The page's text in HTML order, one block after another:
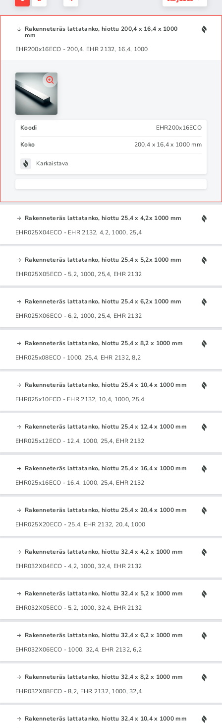
Rakenneteräs lattatanko, hiottu 200,4 x 16,4 x 1000
mm
EHR200x16ECO - 200,4, EHR 2132, 16,4, 1000
Koodi EHR200x16ECO
Koko 200,4 x 16,4 x 1000 mm
Karkaistava
Rakenneteräs lattatanko, hiottu 25,4 x 4,2x 1000 mm
EHR025X04ECO - EHR 2132, 4,2, 1000, 25,4
Rakenneteräs lattatanko, hiottu 25,4 x 5,2x 1000 mm
EHR025X05ECO - 5,2, 1000, 25,4, EHR 2132
Rakenneteräs lattatanko, hiottu 25,4 x 6,2x 1000 mm
EHR025X06ECO - 6,2, 1000, 25,4, EHR 2132
Rakenneteräs lattatanko, hiottu 25,4 x 8,2 x 1000 mm
EHR025x08ECO - 1000, 25,4, EHR 2132, 8,2
Rakenneteräs lattatanko, hiottu 25,4 x 10,4 x 1000 mm
EHR025x10ECO - EHR 2132, 10,4, 1000, 25,4
Rakenneteräs lattatanko, hiottu 25,4 x 12,4 x 1000 mm
EHR025x12ECO - 12,4, 1000, 25,4, EHR 2132
Rakenneteräs lattatanko, hiottu 25,4 x 16,4 x 1000 mm
EHR025x16ECO - 16,4, 1000, 25,4, EHR 2132
Rakenneteräs lattatanko, hiottu 25,4 x 20,4 x 1000 mm
EHR025X20ECO - 25,4, EHR 2132, 20,4, 1000
Rakenneteräs lattatanko, hiottu 32,4 x 4,2 x 1000 mm
EHR032X04ECO - 4,2, 1000, 32,4, EHR 2132
Rakenneteräs lattatanko, hiottu 32,4 x 5,2 x 1000 mm
EHR032X05ECO - 5,2, 1000, 32,4, EHR 2132
Rakenneteräs lattatanko, hiottu 32,4 x 6,2 x 1000 mm
EHR032X06ECO - 1000, 32,4, EHR 2132, 6,2
Rakenneteräs lattatanko, hiottu 32,4 x 8,2 x 1000 mm
EHR032X08ECO - 8,2, EHR 2132, 1000, 32,4
Rakenneteräs lattatanko, hiottu 32,4 x 10,4 x 1000 mm